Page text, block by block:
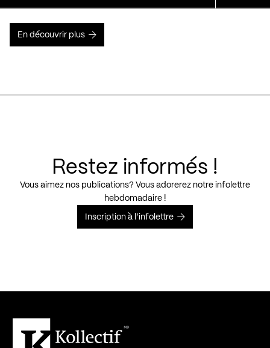
En découvrir plus
Restez informés !
Vous aimez nos publications? Vous adorerez notre infolettre
hebdomadaire !
Inscription à l’infolettre